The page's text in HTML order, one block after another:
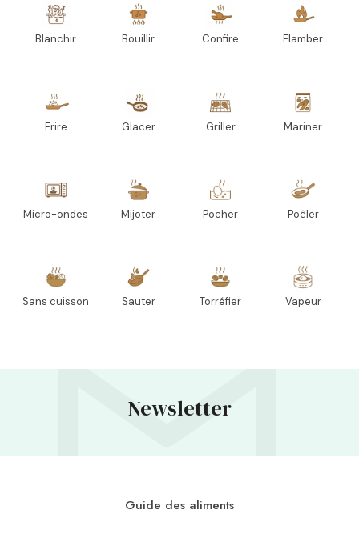
Blanchir Bouillir Confire Flamber
Frire Glacer Griller Mariner
Micro-ondes Mijoter Pocher Poêler
Sans cuisson Sauter Torréfier Vapeur
Newsletter
Guide des aliments